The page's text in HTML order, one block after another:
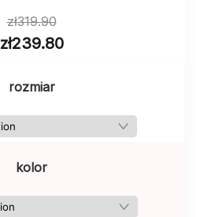
zł319.90
zł239.80
rozmiar
kolor